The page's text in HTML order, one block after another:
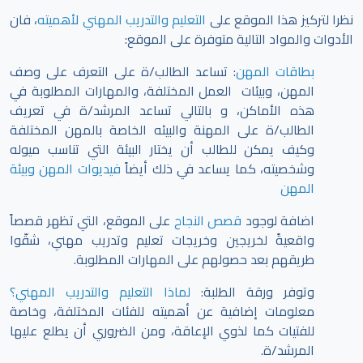
نظرا لتركيز هذا الموقع على التعليم والتدريب المهني لأهميته، فان
الأدوات والمواد التالية متوفرة على الموقع:
بطاقات المهن: تساعد الطالب/ة على التعرف على وصف
المهن، وبيئات العمل المختلفة، والمهارات المطلوبة في
هذه الأماكن، و بالتالي تساعد المرشد/ة في تعريف
الطالب/ة على المهنة والبيئه الخاصة بالمهن المختلفة
وكيف يمكن للطالب أن يختار البيئة التي تناسب ميوله
وشخصيته، كما يساعد في ذلك أيضاً فيديوات المهن وبيئة
المهن
اضافة لوجود قصص النجاح على الموقع، التي تظهر قصصاً
واقعيةً لخريجين وخريجات تعليم وتدريب مهني، شقّوا
طريقهم بعد حصولهم على المهارات المطلوبة.
وتوفر ورقة الطلبة: لماذا التعليم والتدريب المهني؟
معلومات إضافية عن أهميته للفئات المختلفة، وخاصة
للفتيات كما لذوي الإعاقة، ومن الضروري أن يطلع عليها
المرشد/ة.